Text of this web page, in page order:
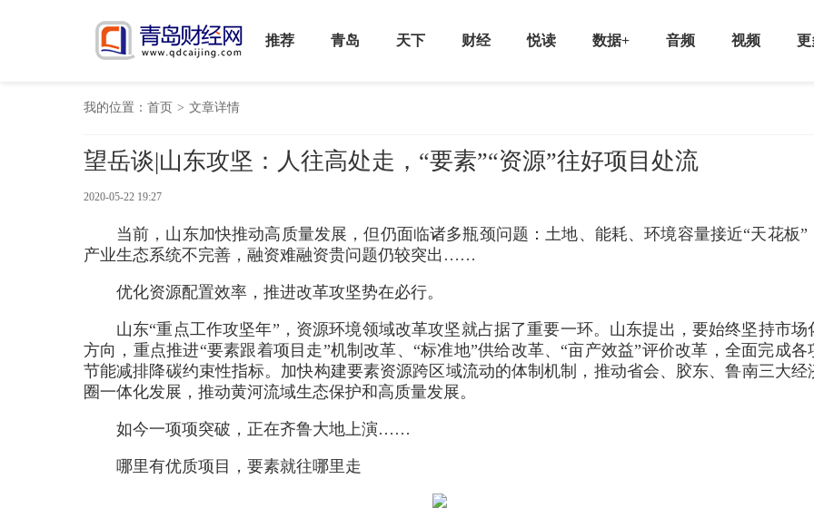
推荐 青岛 天下 财经 悦读 数据+ 音频 视频 更
我的位置： 首页 > 文章详情
望岳谈|山东攻坚：人往高处走，“要素”“资源”往好项目处流
2020-05-22 19:27
当前，山东加快推动高质量发展，但仍面临诸多瓶颈问题：土地、能耗、环境容量接近“天花板”
产业生态系统不完善，融资难融资贵问题仍较突出……
优化资源配置效率，推进改革攻坚势在必行。
山东“重点工作攻坚年”，资源环境领域改革攻坚就占据了重要一环。山东提出，要始终坚持市场
方向，重点推进“要素跟着项目走”机制改革、“标准地”供给改革、“亩产效益”评价改革，全面完成各
节能减排降碳约束性指标。加快构建要素资源跨区域流动的体制机制，推动省会、胶东、鲁南三大经
圈一体化发展，推动黄河流域生态保护和高质量发展。
如今一项项突破，正在齐鲁大地上演……
哪里有优质项目，要素就往哪里走